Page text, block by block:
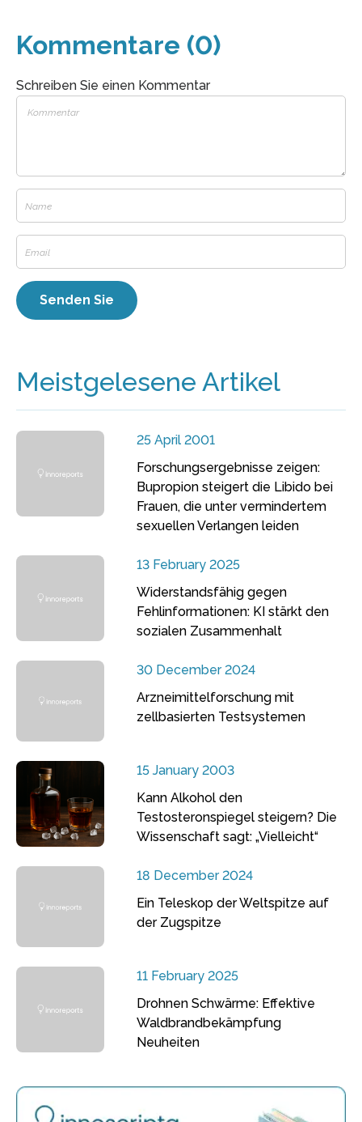
Kommentare (0)
Schreiben Sie einen Kommentar
Meistgelesene Artikel
25 April 2001
Forschungsergebnisse zeigen:
Bupropion steigert die Libido bei
Frauen, die unter vermindertem
sexuellen Verlangen leiden
13 February 2025
Widerstandsfähig gegen
Fehlinformationen: KI stärkt den
sozialen Zusammenhalt
30 December 2024
Arzneimittelforschung mit
zellbasierten Testsystemen
15 January 2003
Kann Alkohol den
Testosteronspiegel steigern? Die
Wissenschaft sagt: „Vielleicht“
18 December 2024
Ein Teleskop der Weltspitze auf
der Zugspitze
11 February 2025
Drohnen Schwärme: Effektive
Waldbrandbekämpfung
Neuheiten